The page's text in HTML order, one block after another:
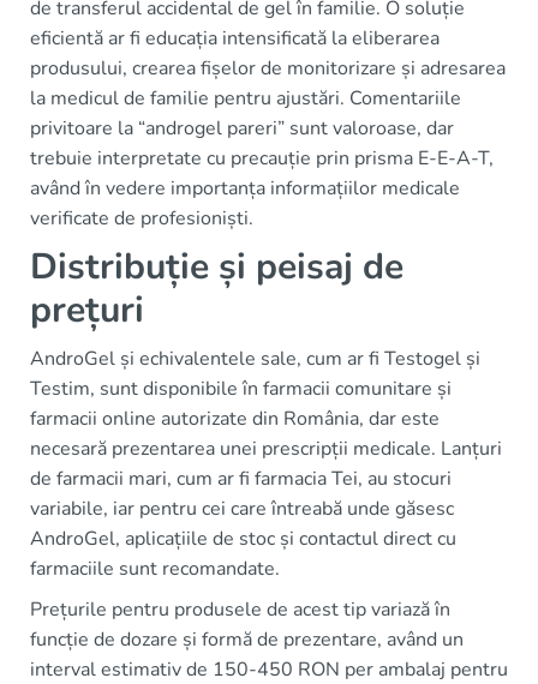
de transferul accidental de gel în familie. O soluție
eficientă ar fi educația intensificată la eliberarea
produsului, crearea fișelor de monitorizare și adresarea
la medicul de familie pentru ajustări. Comentariile
privitoare la “androgel pareri” sunt valoroase, dar
trebuie interpretate cu precauție prin prisma E-E-A-T,
având în vedere importanța informațiilor medicale
verificate de profesioniști.
Distribuție și peisaj de
prețuri
AndroGel și echivalentele sale, cum ar fi Testogel și
Testim, sunt disponibile în farmacii comunitare și
farmacii online autorizate din România, dar este
necesară prezentarea unei prescripții medicale. Lanțuri
de farmacii mari, cum ar fi farmacia Tei, au stocuri
variabile, iar pentru cei care întreabă unde găsesc
AndroGel, aplicațiile de stoc și contactul direct cu
farmaciile sunt recomandate.
Prețurile pentru produsele de acest tip variază în
funcție de dozare și formă de prezentare, având un
interval estimativ de 150-450 RON per ambalaj pentru